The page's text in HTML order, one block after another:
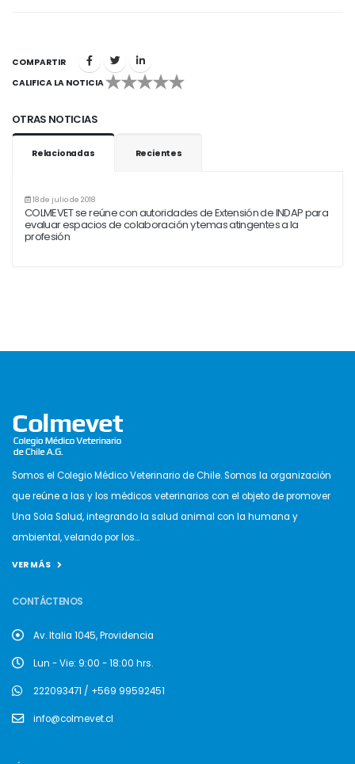
COMPARTIR
CALIFICA LA NOTICIA
1 2 3 4 5
OTRAS NOTICIAS
Relacionadas Recientes
18 de julio de 2018
COLMEVET se reúne con autoridades de Extensión de INDAP para
evaluar espacios de colaboración y temas atingentes a la
profesión
Somos el Colegio Médico Veterinario de Chile. Somos la organización
que reúne a las y los médicos veterinarios con el objeto de promover
Una Sola Salud, integrando la salud animal con la humana y
ambiental, velando por los...
VER MÁS
CONTÁCTENOS
Av. Italia 1045, Providencia
Lun - Vie: 9:00 - 18:00 hrs.
222093471 / +569 99592451
info@colmevet.cl